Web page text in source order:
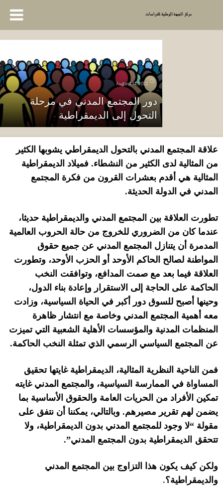
August 14, 2022
دور المجتمع المدني في مرحلة
التحول إلى الديمقراطية
علاقة المجتمع المدني بالتحول الديمقراطي يشوبها الكثير
من المثالية لدى الكثير من النشطاء. فميلاد الديمقراطية
المثالية هي أقدم بعشرات القرون من فكرة المجتمع
المدني في الدولة الحديثة.
تطورت العلاقة بين المجتمع المدني والديمقراطية حديثا،
عندما كان من الضروري للخروج من حالة الحروب العالمية
المدمرة أن يتنازل المجتمع المدني عن جميع حقوق
المواطنة لصالح الحاكم الأوحد أو الحزب الأوحد، وتطورت
العلاقة فيما بعد مع صمت المدافع، وتوافقت النخب
الحاكمة على الحاجة إلى الاستقرار وإعادة بناء الدول،
وحينها أصبح للسوق دور أكبر في الحياة السياسية، وزادت
معه أهمية المجتمع المدني وخاصة مع انتشار ظاهرة
المنظمات المدنية والمؤسسات الأهلية الشعبية التي تميزت
عن المجتمع السياسي الرسمي الذيتمثلة النخب الحاكمة.
فمن الناحية النظرية المثالية، الديمقراطية غايتها تحقيق
المساواة في الممارسة السياسية، والمجتمع المدني غايته
تمكين الأفراد من الحريات العامة والحقوق الأساسية بما
يضمن لهمتقرير مصيرهم. وبالتالي، يمكننا أن نتفق على
مقولة “لا وجود للمجتمع المدني بدون الديمقراطية، ولا
تتحقق لديمقراطية بدون المجتمع المدني”.
ولكن كيف يكون هذا التزاوج بين المجتمع المدني
والديمقراطية؟.